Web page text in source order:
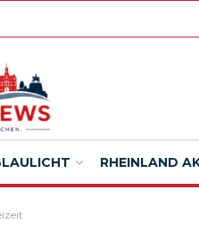
RHEINLAND